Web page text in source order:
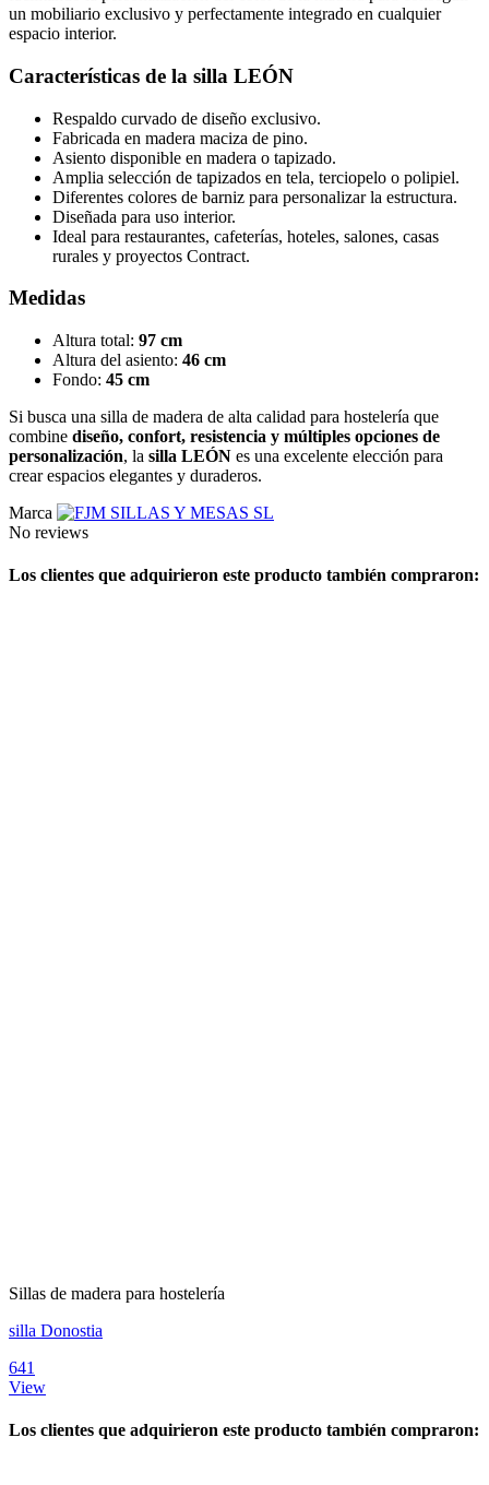
un mobiliario exclusivo y perfectamente integrado en cualquier
espacio interior.
Características de la silla LEÓN
Respaldo curvado de diseño exclusivo.
Fabricada en madera maciza de pino.
Asiento disponible en madera o tapizado.
Amplia selección de tapizados en tela, terciopelo o polipiel.
Diferentes colores de barniz para personalizar la estructura.
Diseñada para uso interior.
Ideal para restaurantes, cafeterías, hoteles, salones, casas
rurales y proyectos Contract.
Medidas
Altura total: 97 cm
Altura del asiento: 46 cm
Fondo: 45 cm
Si busca una silla de madera de alta calidad para hostelería que
combine diseño, confort, resistencia y múltiples opciones de
personalización, la silla LEÓN es una excelente elección para
crear espacios elegantes y duraderos.
Marca
No reviews
Los clientes que adquirieron este producto también compraron:
Sillas de madera para hostelería
silla Donostia
641
View
Los clientes que adquirieron este producto también compraron: